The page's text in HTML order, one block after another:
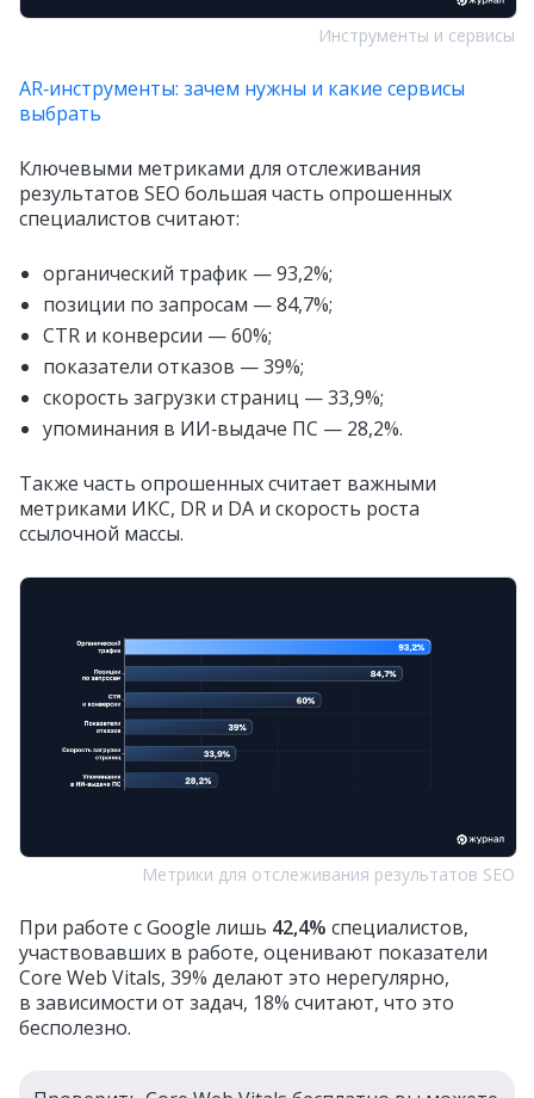
Инструменты и сервисы
AR‑инструменты: зачем нужны и какие сервисы
выбрать
Ключевыми метриками для отслеживания
результатов SEO большая часть опрошенных
специалистов считают:
органический трафик — 93,2%;
позиции по запросам — 84,7%;
CTR и конверсии — 60%;
показатели отказов — 39%;
скорость загрузки страниц — 33,9%;
упоминания в ИИ‑выдаче ПС — 28,2%.
Также часть опрошенных считает важными
метриками ИКС, DR и DA и скорость роста
ссылочной массы.
Метрики для отслеживания результатов SEO
При работе с Google лишь 42,4% специалистов,
участвовавших в работе, оценивают показатели
Core Web Vitals, 39% делают это нерегулярно,
в зависимости от задач, 18% считают, что это
бесполезно.